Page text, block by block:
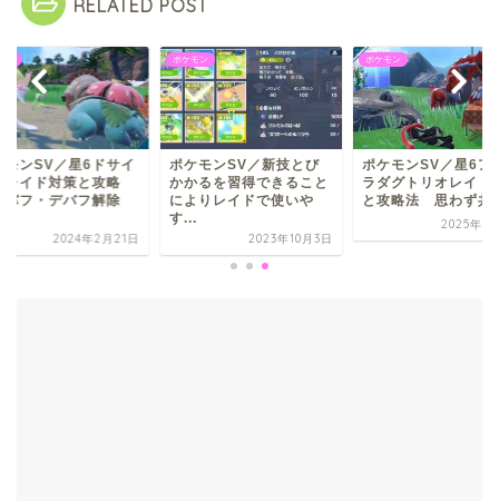
RELATED POST
モンSV／星6ドサイ
レイド対策と攻略
フ・デバフ解除
2024年2月21日
ポケモン
ポケモンSV／新技とび
かかるを習得できること
によりレイドで使いや
す...
2023年10月3日
ポケモン
ポケモンSV／星6ア
ラダグトリオレイド
と攻略法 思わず共
2025年3